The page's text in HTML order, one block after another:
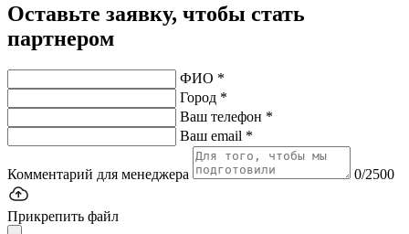
Оставьте заявку, чтобы стать
партнером
ФИО *
Город *
Ваш телефон *
Ваш email *
Комментарий для менеджера 0/2500
Прикрепить файл